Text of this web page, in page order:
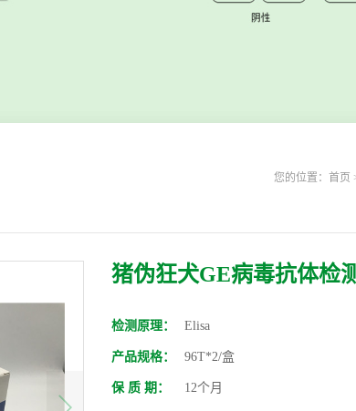
您的位置： 首页
猪伪狂犬GE病毒抗体检
检测原理： Elisa
产品规格： 96T*2/盒
保 质 期： 12个月